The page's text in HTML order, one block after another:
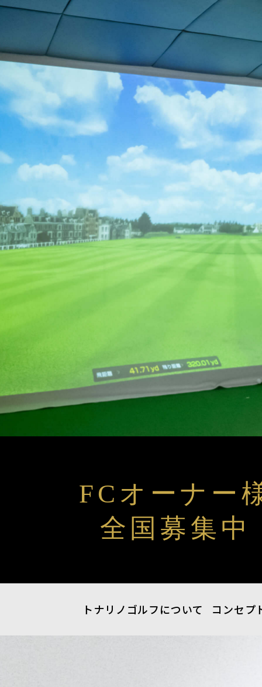
FCオーナー
全国募集中
トナリノゴルフについて コンセプ